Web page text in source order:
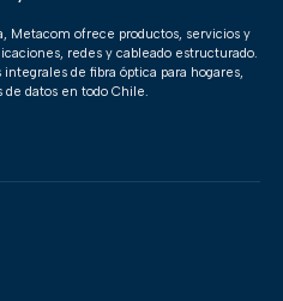
Metacom ofrece productos, servicios y
redes y cableado estructurado.
de fibra óptica para hogares,
datos en todo Chile.